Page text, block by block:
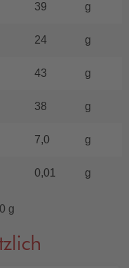
39 g
24 g
43 g
38 g
7,0 g
0,01 g
g